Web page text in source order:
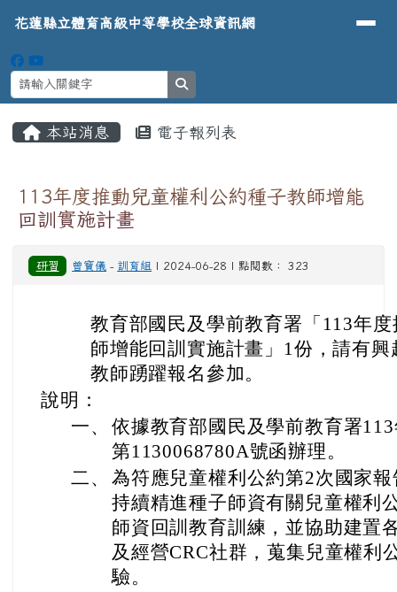
花蓮縣立體育高級中等學校全球資
導覽列
花蓮縣立體育高級中等學校全球資訊網
本站消息 電子報列表
113年度推動兒童權利公約種子教師增能
回訓實施計畫
研習 曾寶儀 - 訓育組 | 2024-06-28 | 點閱數： 323
教育部國民及學前教育署「113年
師增能回訓實施計畫」1份，請有
教師踴躍報名參加。
說明：
一、 依據教育部國民及學前教育署
第1130068780A號函辦理。
二、 為符應兒童權利公約第2次國家
持續精進種子師資有關兒童權利
師資回訓教育訓練，並協助建置
及經營CRC社群，蒐集兒童權利
驗。